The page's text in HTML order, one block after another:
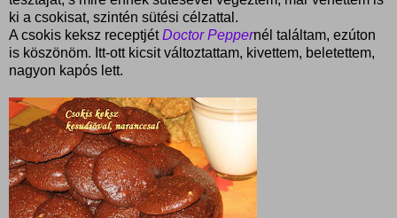
ki a csokisat, szintén sütési célzattal.
A csokis keksz receptjétDoctor Peppernél találtam, ezúton
is köszönöm. Itt-ott kicsit változtattam, kivettem, beletettem,
nagyon kapós lett.